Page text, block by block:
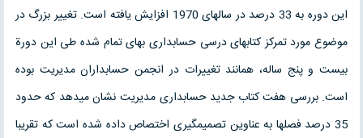
این دوره به 33 درصد در سالهای 1970 افزایش یافته است. تغییر بزرگ در
موضوع مورد تمرکز کتابهای درسی حسابداری بهای تمام شده طی این دورة
بیست و پنج ساله، همانند تغییرات در انجمن حسابداران مدیریت بوده
است. بررسی هفت کتاب جدید حسابداری مدیریت نشان می‏دهد که حدود
35 درصد فصلها به عناوین تصمیمگیری اختصاص داده شده است که تقریبا